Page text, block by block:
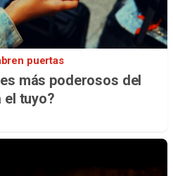
puertas
más poderosos del
el tuyo?